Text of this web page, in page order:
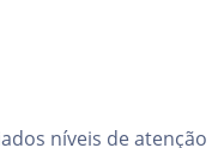
níveis de atenção